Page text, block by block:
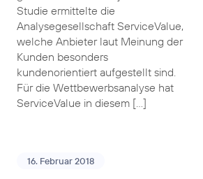
Studie ermittelte die
Analysegesellschaft ServiceValue,
welche Anbieter laut Meinung der
Kunden besonders
kundenorientiert aufgestellt sind.
Für die Wettbewerbsanalyse hat
ServiceValue in diesem […]
16. Februar 2018